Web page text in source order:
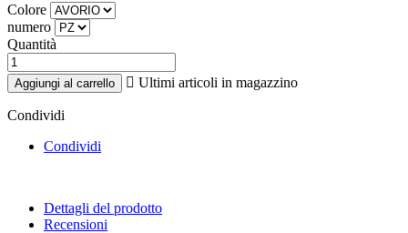
Colore
numero
Quantità
Aggiungi al carrello  Ultimi articoli in magazzino
Condividi
Condividi
Dettagli del prodotto
Recensioni